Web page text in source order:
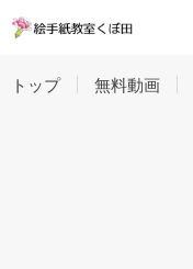
トップ 無料動画